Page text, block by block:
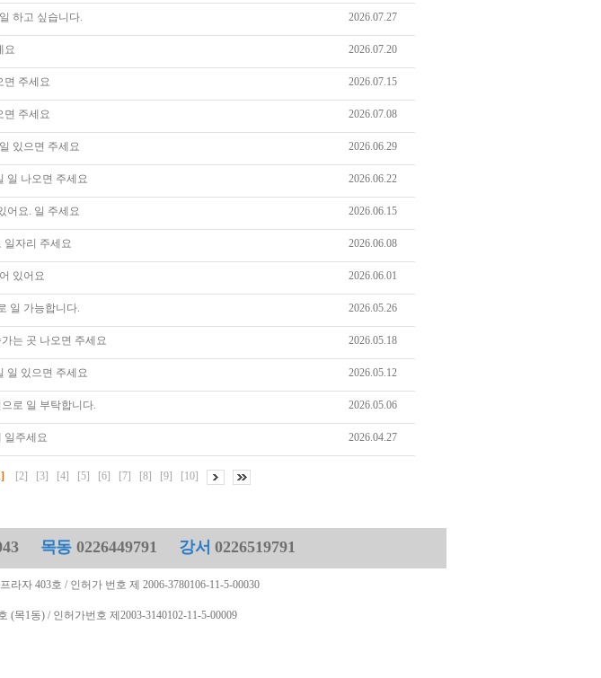
하고 싶습니다. 2026.07.27
요 2026.07.20
면 주세요 2026.07.15
면 주세요 2026.07.08
있으면 주세요 2026.06.29
일 나오면 주세요 2026.06.22
어요. 일 주세요 2026.06.15
일자리 주세요 2026.06.08
있어요 2026.06.01
일 가능합니다. 2026.05.26
는 곳 나오면 주세요 2026.05.18
일 있으면 주세요 2026.05.12
로 일 부탁합니다. 2026.05.06
일주세요 2026.04.27
[2] [3] [4] [5] [6] [7] [8] [9] [10]
목동 0226449791 강서 0226519791
자 403호 / 인허가 번호 제 2006-3780106-11-5-00030
(목1동) / 인허가번호 제2003-3140102-11-5-00009